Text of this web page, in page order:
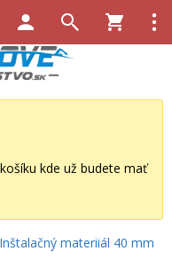
kde už budete mať
Inštalačný materiiál 40 mm